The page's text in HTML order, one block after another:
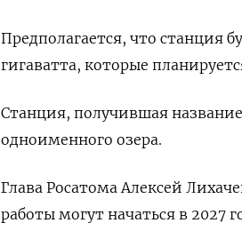
Предполагается, что ‌станция
гигаватта, которые
Станция, получившая
одноименного озера.
Глава Росатома Алексей
работы могут начаться ​в 2027